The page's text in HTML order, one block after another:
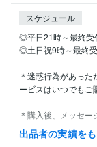
スケジュール
◎平日21時～最終受
◎土日祝9時～最終
＊迷惑行為があっ
ービスはいつでもご
＊購入後、メッセー
＊日中は本業がある
出品者の実績を